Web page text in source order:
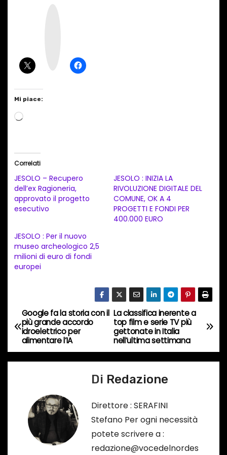
Mi piace:
C
a
m
e
t
o
i
o
r
s
Correlati
JESOLO – Recupero
dell’ex Ragioneria,
approvato il progetto
esecutivo
JESOLO : INIZIA LA
RIVOLUZIONE DIGITALE DEL
COMUNE, OK A 4
PROGETTI E FONDI PER
400.000 EURO
JESOLO : Per il nuovo
museo archeologico 2,5
milioni di euro di fondi
europei
N
a
v
La classifica inerente a
top film e serie TV più
gettonate in Italia
nell’ultima settimana
Google fa la storia con il
più grande accordo
idroelettrico per
alimentare l’IA
Di Redazione
Direttore : SERAFINI
Stefano Per ogni necessità
potete scrivere a :
redazione@vocedelnordes